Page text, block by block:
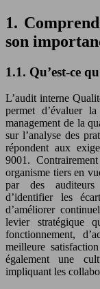
1.
son
1.1. Qu’est-ce
L’audit interne
permet d’évaluer
management de la
sur l’analyse des
répondent aux
9001.
organisme tiers en
par des auditeurs
d’identifier les
d’améliorer
levier stratégique
fonctionnement,
meilleure
également une
impliquant les